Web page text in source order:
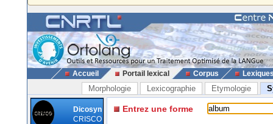
Accueil Portail lexical Corpus
Morphologie Lexicographie Etymologie
Dicosyn
CRISCO
Entrez une forme